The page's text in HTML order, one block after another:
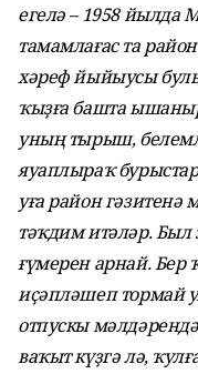
егелә – 1958 йылда
тамамлағас та
хәреф йыйыусы
ҡыҙға башта
уның тырыш,
яуаплыраҡ
уға район
тәҡдим итәләр.
ғүмерен арнай. Бер
иҫәпләшеп тормай
отпускы
ваҡыт күҙгә лә,